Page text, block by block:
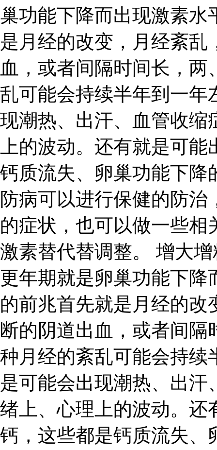
巢功能下降而出现激素水
是月经的改变，月经紊
血，或者间隔时间长，
乱可能会持续半年到一年
现潮热、出汗、血管收缩
上的波动。还有就是可
钙质流失、卵巢功能下降
防病可以进行保健的防
的症状，也可以做一些
激素替代替调整。 增大
更年期就是卵巢功能下降
的前兆首先就是月经的
断的阴道出血，或者间
种月经的紊乱可能会持续
是可能会出现潮热、出
绪上、心理上的波动。还
钙，这些都是钙质流失、